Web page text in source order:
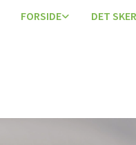
FORSIDE DET SKER